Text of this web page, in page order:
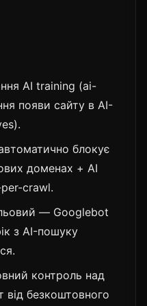
AI training (ai-
появи сайту в AI-
блокує
доменах + AI
crawl.
— Googlebot
з AI-пошуку
контроль над
від безкоштовного